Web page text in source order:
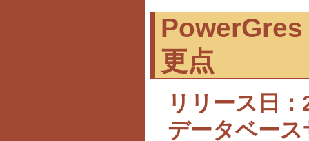
更点
リリース日
データベース